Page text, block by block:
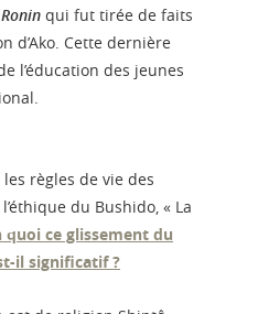
qui fut tirée de faits
d’Ako. Cette dernière
l’éducation des jeunes
règles de vie des
du Bushido, « La
quoi ce glissement du
il significatif ?